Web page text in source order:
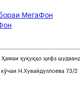
МегаФон
ҳуқуқҳо ҳифз
Н.Хувайдуллоева 73/2